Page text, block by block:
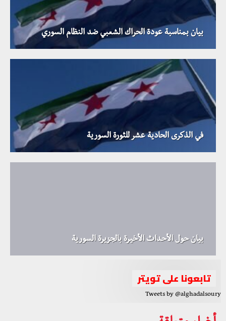
بيان بمناسبة عودة الحراك الشعبي ضد النظام السوري
في الذكرى الحادية عشر للثورة السورية
بيان حول الأحداث الأخيرة بالجزيرة السورية
تابعونا على تويتر
Tweets by @alghadalsoury